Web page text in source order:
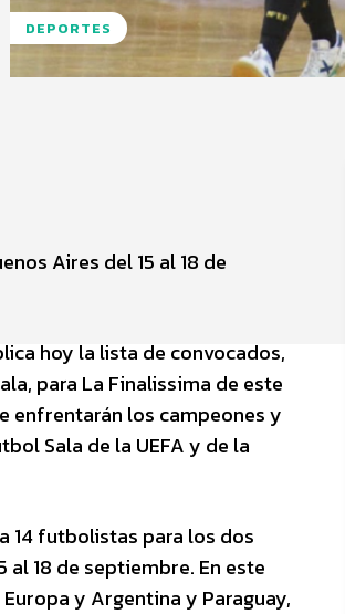
DEPORTES
Aires del 15 al 18 de
hoy la lista de convocados,
para La Finalissima de este
enfrentarán los campeones y
Sala de la UEFA y de la
14 futbolistas para los dos
18 de septiembre. En este
y Argentina y Paraguay,